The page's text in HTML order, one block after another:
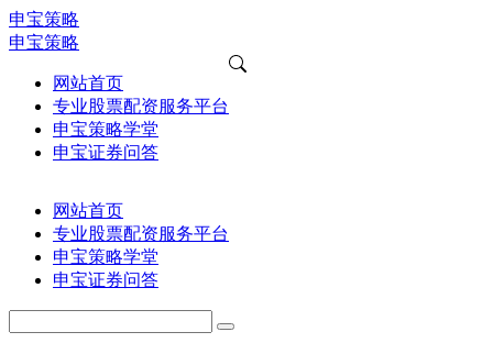
申宝策略
申宝策略
网站首页
专业股票配资服务平台
申宝策略学堂
申宝证券问答
网站首页
专业股票配资服务平台
申宝策略学堂
申宝证券问答